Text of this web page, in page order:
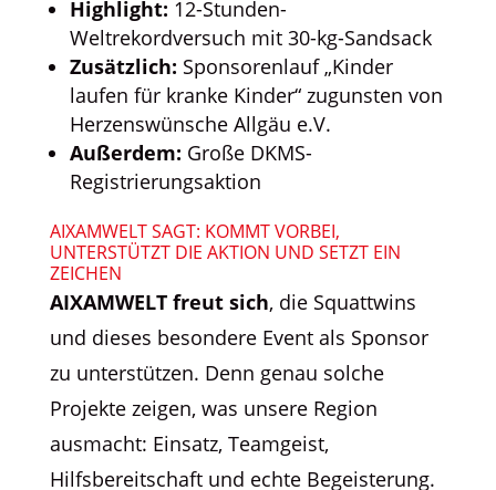
Highlight: 12-Stunden-
Weltrekordversuch mit 30-kg-Sandsack
Zusätzlich: Sponsorenlauf „Kinder
laufen für kranke Kinder“ zugunsten von
Herzenswünsche Allgäu e.V.
Außerdem: Große DKMS-
Registrierungsaktion
AIXAMWELT SAGT: KOMMT VORBEI,
UNTERSTÜTZT DIE AKTION UND SETZT EIN
ZEICHEN
AIXAMWELT freut sich, die Squattwins
und dieses besondere Event als Sponsor
zu unterstützen. Denn genau solche
Projekte zeigen, was unsere Region
ausmacht: Einsatz, Teamgeist,
Hilfsbereitschaft und echte Begeisterung.